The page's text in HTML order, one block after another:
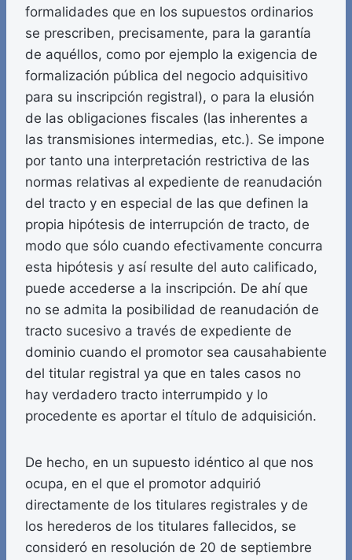
formalidades que en los supuestos ordinarios
se prescriben, precisamente, para la garantía
de aquéllos, como por ejemplo la exigencia de
formalización pública del negocio adquisitivo
para su inscripción registral), o para la elusión
de las obligaciones fiscales (las inherentes a
las transmisiones intermedias, etc.). Se impone
por tanto una interpretación restrictiva de las
normas relativas al expediente de reanudación
del tracto y en especial de las que definen la
propia hipótesis de interrupción de tracto, de
modo que sólo cuando efectivamente concurra
esta hipótesis y así resulte del auto calificado,
puede accederse a la inscripción. De ahí que
no se admita la posibilidad de reanudación de
tracto sucesivo a través de expediente de
dominio cuando el promotor sea causahabiente
del titular registral ya que en tales casos no
hay verdadero tracto interrumpido y lo
procedente es aportar el título de adquisición.
De hecho, en un supuesto idéntico al que nos
ocupa, en el que el promotor adquirió
directamente de los titulares registrales y de
los herederos de los titulares fallecidos, se
consideró en resolución de 20 de septiembre